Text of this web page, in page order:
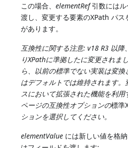
この場合、elementRef引数にはル
渡し、変更する要素のXPath パス
があります。
互換性に関する注意: v18 R3 以降
りXPathに準拠したに変更されまし
ら、以前の標準でない実装は変
はデフォルトでは維持されます
スにおいて拡張された機能を利用
ページの互換性オプションの標準
ションを選択してください。
elementValue には新しい値を格